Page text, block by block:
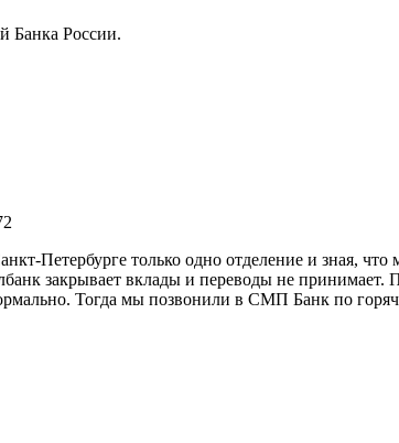
Бaнкa Poccии.
Петербурге только одно отделение и зная,
закрывает вклады и переводы не принимает.
Тогда мы позвонили в СМП Банк по